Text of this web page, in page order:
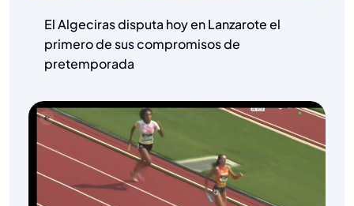
El Algeciras disputa hoy en Lanzarote el
primero de sus compromisos de
pretemporada